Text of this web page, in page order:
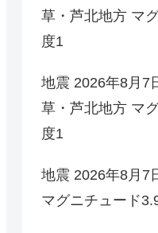
草・芦北地方 マ
度1
地震 2026年8月7
草・芦北地方 マ
度1
地震 2026年8月7
マグニチュード